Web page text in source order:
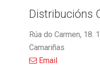
Distribucións
Rúa do Carmen, 18.
Camariñas
Email